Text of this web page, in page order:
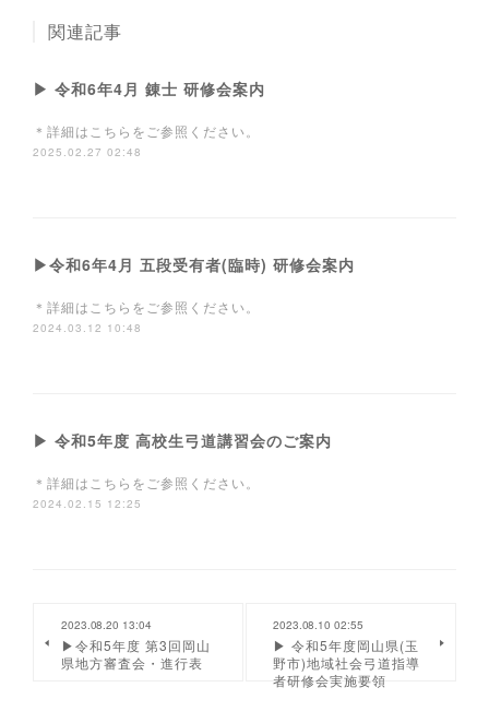
関連記事
▶ 令和6年4月 錬士 研修会案内
＊詳細はこちらをご参照ください。
2025.02.27 02:48
▶令和6年4月 五段受有者(臨時) 研修会案内
＊詳細はこちらをご参照ください。
2024.03.12 10:48
▶ 令和5年度 高校生弓道講習会のご案内
＊詳細はこちらをご参照ください。
2024.02.15 12:25
2023.08.20 13:04
▶令和5年度 第3回岡山
県地方審査会・進行表
2023.08.10 02:55
▶ 令和5年度岡山県(玉
野市)地域社会弓道指導
者研修会実施要領